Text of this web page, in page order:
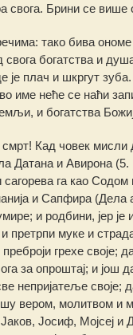
Брини се више
тако бива
богатства и
је плач и шкргут
име неће се наћи
и богатства
Кад човек
Датана и Авирона
га као
и Сапфира
и родбини, јер
претрпи муке и
грехе своје;
за опроштај; и још
непријатеље своје;
вером, молитвом и
Јосиф, Мојсеј и